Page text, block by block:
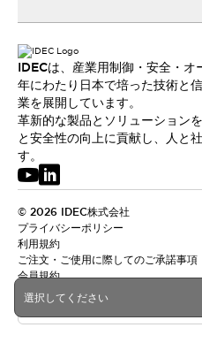
選択してください
IDECは、産業用制御・安全・オ
年にわたり日本で培った技術と
業を展開しています。
革新的な製品とソリューション
と安全性の向上に貢献し、人と
す。
© 2026 IDEC株式会社
プライバシーポリシー
利用規約
ご注文・ご使用に際してのご承諾事項
会員規約
日本